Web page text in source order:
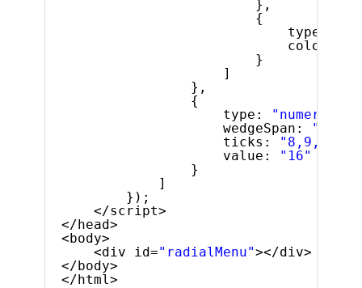
},
{
type:
color:
}
]
},
{
type:
wedgeSpan:
"5"
ticks:
value:
"16"
}
]
});
</script>
</head>
<body>
<div id="radialMenu"></div>
</body>
</html>